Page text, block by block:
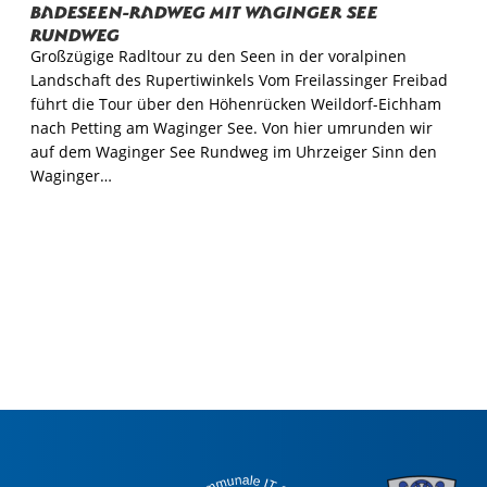
Badeseen-Radweg mit Waginger See
Rundweg
Großzügige Radltour zu den Seen in der voralpinen
Landschaft des Rupertiwinkels Vom Freilassinger Freibad
führt die Tour über den Höhenrücken Weildorf-Eichham
nach Petting am Waginger See. Von hier umrunden wir
auf dem Waginger See Rundweg im Uhrzeiger Sinn den
Waginger…